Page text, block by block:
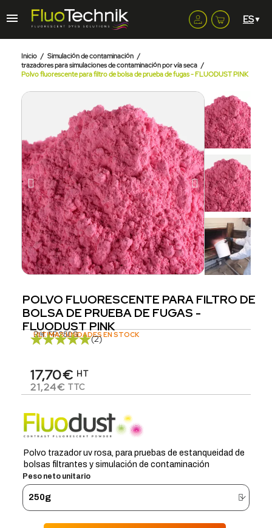
Inicio
Simulación de contaminación
trazadores para simulaciones de contaminación por vía seca
Polvo fluorescente para filtro de bolsa de prueba de fugas - FLUODUST PINK
POLVO FLUORESCENTE PARA FILTRO DE
BOLSA DE PRUEBA DE FUGAS -
FLUODUST PINK
Réf. FP.250G
ÚLTIMAS UNIDADES EN STOCK
(2)
17,70€ HT
21,24€ TTC
Polvo trazador uv rosa, para pruebas de estanqueidad de
bolsas filtrantes y simulación de contaminación
Peso neto unitario